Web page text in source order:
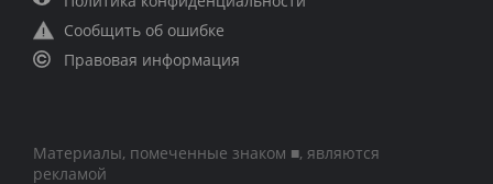
Сообщить об ошибке
Правовая информация
Материалы, помеченные знаком ■, являются
рекламой